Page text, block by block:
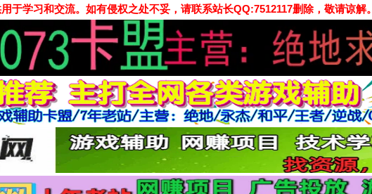
于学习和交流。如有侵权之处不妥，请联系站长QQ:7512117删除，敬请谅解。